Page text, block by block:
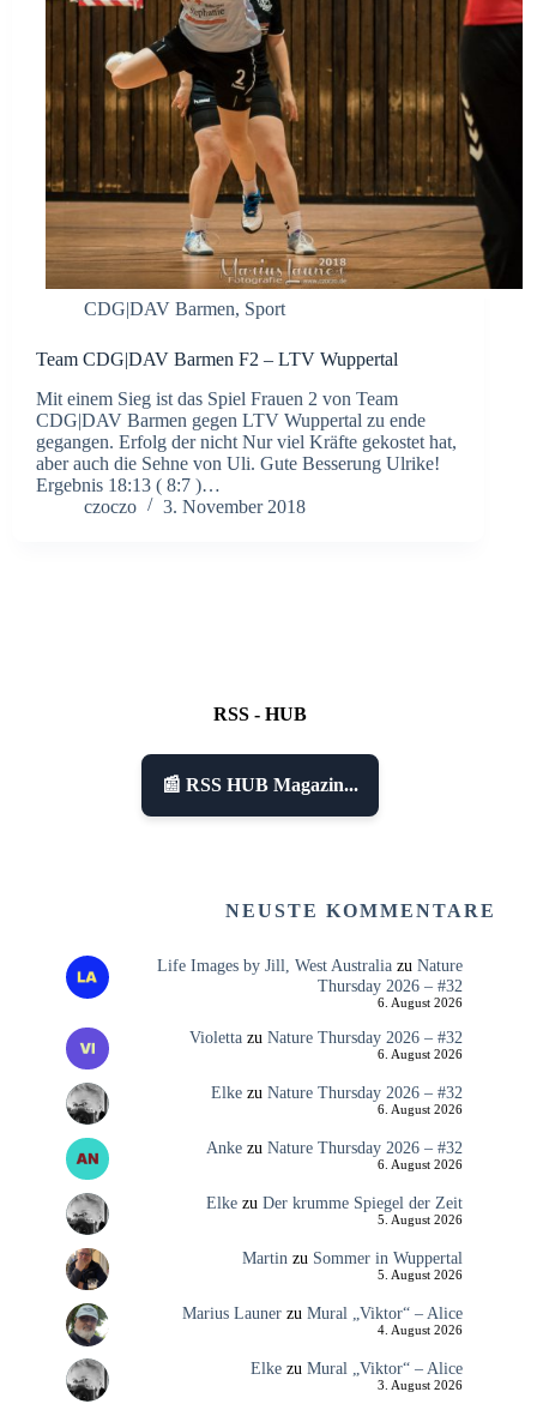
CDG|DAV Barmen, Sport
Team CDG|DAV Barmen F2 – LTV Wuppertal
Mit einem Sieg ist das Spiel Frauen 2 von Team
CDG|DAV Barmen gegen LTV Wuppertal zu ende
gegangen. Erfolg der nicht Nur viel Kräfte gekostet hat,
aber auch die Sehne von Uli. Gute Besserung Ulrike!
Ergebnis 18:13 ( 8:7 )…
czoczo
3. November 2018
RSS - HUB
📰 RSS HUB Magazin...
NEUSTE KOMMENTARE
Life Images by Jill, West Australiazu Nature
Thursday 2026 – #32
6. August 2026
Violettazu Nature Thursday 2026 – #32
6. August 2026
Elkezu Nature Thursday 2026 – #32
6. August 2026
Ankezu Nature Thursday 2026 – #32
6. August 2026
Elkezu Der krumme Spiegel der Zeit
5. August 2026
Martin zu Sommer in Wuppertal
5. August 2026
Marius Launerzu Mural „Viktor“ – Alice
4. August 2026
Elkezu Mural „Viktor“ – Alice
3. August 2026